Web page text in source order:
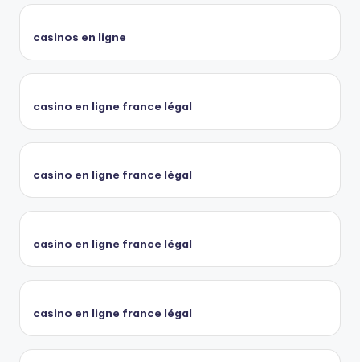
casinos en ligne
casino en ligne france légal
casino en ligne france légal
casino en ligne france légal
casino en ligne france légal